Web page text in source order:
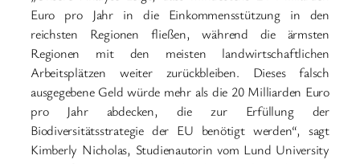
Euro pro Jahr in die Einkommensstützung in den
reichsten Regionen fließen, während die ärmsten
Regionen mit den meisten landwirtschaftlichen
Arbeitsplätzen weiter zurückbleiben. Dieses falsch
ausgegebene Geld würde mehr als die 20 Milliarden Euro
pro Jahr abdecken, die zur Erfüllung der
Biodiversitätsstrategie der EU benötigt werden“, sagt
Kimberly Nicholas, Studienautorin vom Lund University